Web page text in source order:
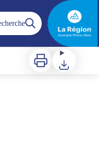
Imprimer Télécharger